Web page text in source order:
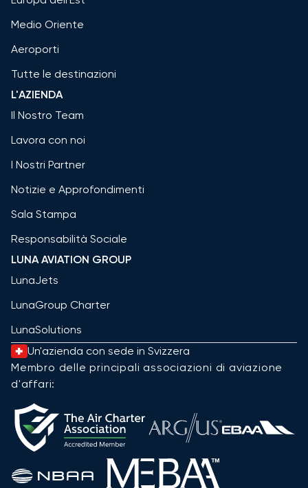
Medio Oriente
Aeroporti
Tutte le destinazioni
L'AZIENDA
Il Nostro Team
Lavora con noi
I Nostri Partner
Notizie e Approfondimenti
Sala Stampa
Responsabilità Sociale
LUNA AVIATION GROUP
LunaJets
LunaGroup Charter
LunaSolutions
Un'azienda con sede in Svizzera
Membro delle principali associazioni di aviazione
d'affari: